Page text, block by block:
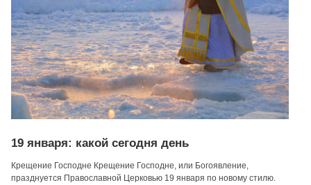
19 января: какой сегодня день
Крещение Господне Крещение Господне, или Богоявление,
празднуется Православной Церковью 19 января по новому стилю.